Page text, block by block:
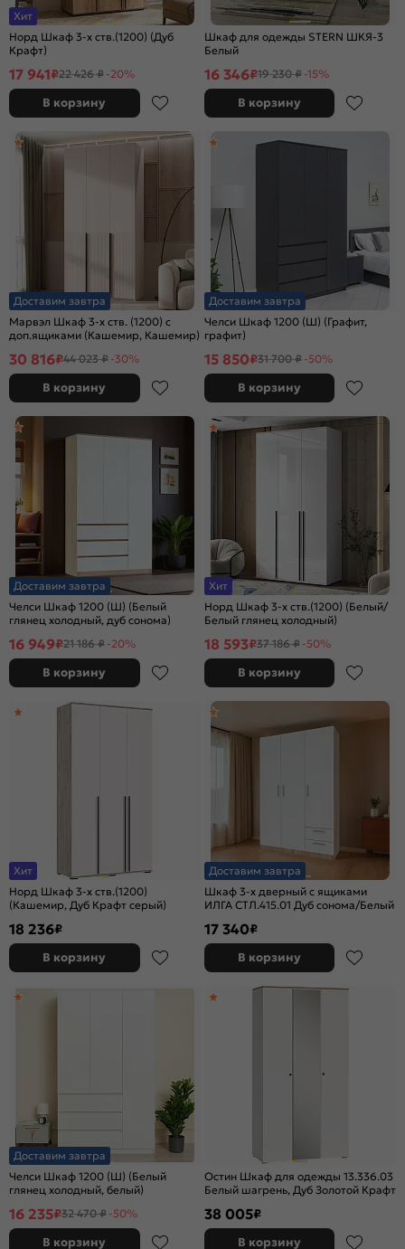
Хит
Норд Шкаф 3-х ств.(1200) (Дуб
Крафт)
17 941₽22 426 ₽ -20%
В корзину
Шкаф для одежды STERN ШКЯ-3
Белый
16 346₽19 230 ₽ -15%
В корзину
Доставим завтра
Марвэл Шкаф 3-х ств. (1200) с
доп.ящиками (Кашемир, Кашемир)
30 816₽44 023 ₽ -30%
В корзину
Доставим завтра
Челси Шкаф 1200 (Ш) (Графит,
графит)
15 850₽31 700 ₽ -50%
В корзину
Доставим завтра
Челси Шкаф 1200 (Ш) (Белый
глянец холодный, дуб сонома)
16 949₽21 186 ₽ -20%
В корзину
Хит
Норд Шкаф 3-х ств.(1200) (Белый/
Белый глянец холодный)
18 593₽37 186 ₽ -50%
В корзину
Хит
Норд Шкаф 3-х ств.(1200)
(Кашемир, Дуб Крафт серый)
18 236₽
В корзину
Доставим завтра
Шкаф 3-х дверный с ящиками
ИЛГА СТЛ.415.01 Дуб сонома/Белый
17 340₽
В корзину
Доставим завтра
Челси Шкаф 1200 (Ш) (Белый
глянец холодный, белый)
16 235₽32 470 ₽ -50%
В корзину
Остин Шкаф для одежды 13.336.03
Белый шагрень, Дуб Золотой Крафт
38 005₽
В корзину